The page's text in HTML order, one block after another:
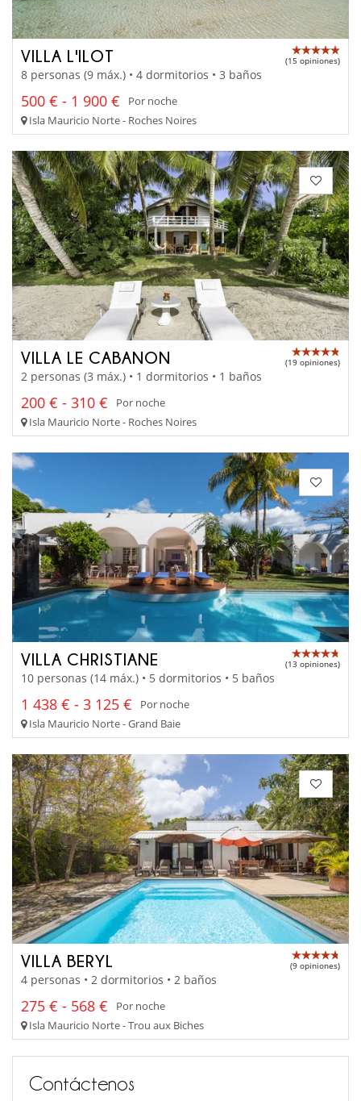
VILLA L'ILOT (15 opiniones)
8 personas (9 máx.) • 4 dormitorios • 3 baños
500 € - 1 900 €
Por noche
Isla Mauricio Norte - Roches Noires
VILLA LE CABANON (19 opiniones)
2 personas (3 máx.) • 1 dormitorios • 1 baños
200 € - 310 €
Por noche
Isla Mauricio Norte - Roches Noires
VILLA CHRISTIANE (13 opiniones)
10 personas (14 máx.) • 5 dormitorios • 5 baños
1 438 € - 3 125 €
Por noche
Isla Mauricio Norte - Grand Baie
VILLA BERYL (9 opiniones)
4 personas • 2 dormitorios • 2 baños
275 € - 568 €
Por noche
Isla Mauricio Norte - Trou aux Biches
Contáctenos